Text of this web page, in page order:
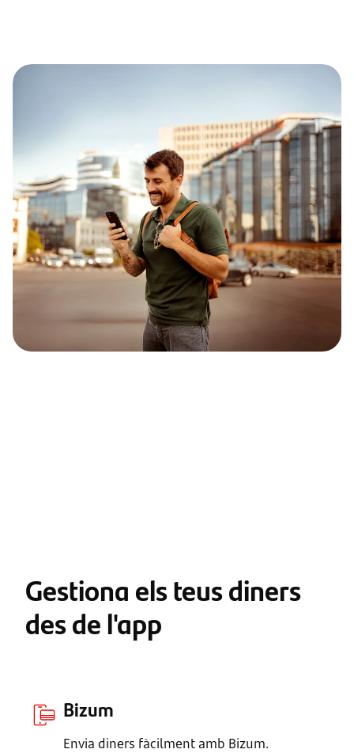
Gestiona els teus diners
des de l'app
Bizum
Envia diners fàcilment amb Bizum.